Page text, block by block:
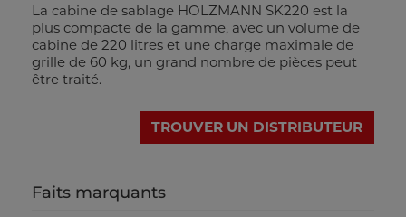
La cabine de sablage HOLZMANN SK220 est la
plus compacte de la gamme, avec un volume de
cabine de 220 litres et une charge maximale de
grille de 60 kg, un grand nombre de pièces peut
être traité.
TROUVER UN DISTRIBUTEUR
Faits marquants